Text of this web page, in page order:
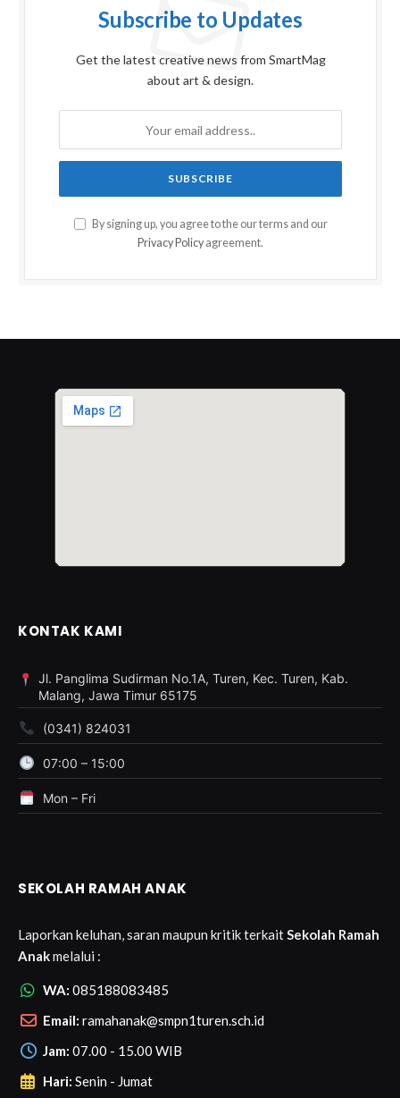
Subscribe to Updates
Get the latest creative news from SmartMag
about art & design.
By signing up, you agree to the our terms and our
Privacy Policy agreement.
KONTAK KAMI
Jl. Panglima Sudirman No.1A, Turen, Kec. Turen, Kab.
Malang, Jawa Timur 65175
(0341) 824031
07:00 – 15:00
Mon – Fri
SEKOLAH RAMAH ANAK
Laporkan keluhan, saran maupun kritik terkaitSekolah Ramah
Anakmelalui :
WA: 085188083485
Email: ramahanak@smpn1turen.sch.id
Jam: 07.00 - 15.00 WIB
Hari: Senin - Jumat